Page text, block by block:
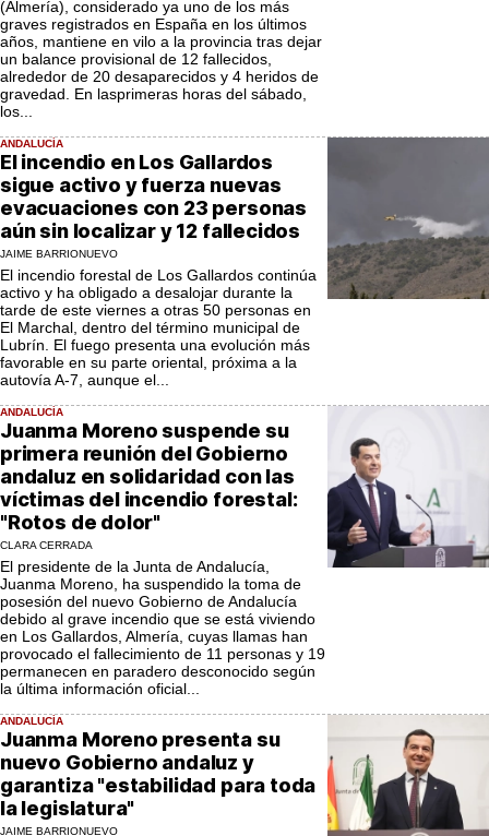
(Almería), considerado ya uno de los más
graves registrados en España en los últimos
años, mantiene en vilo a la provincia tras dejar
un balance provisional de 12 fallecidos,
alrededor de 20 desaparecidos y 4 heridos de
gravedad. En lasprimeras horas del sábado,
los...
ANDALUCÍA
El incendio en Los Gallardos
sigue activo y fuerza nuevas
evacuaciones con 23 personas
aún sin localizar y 12 fallecidos
JAIME BARRIONUEVO
El incendio forestal de Los Gallardos continúa
activo y ha obligado a desalojar durante la
tarde de este viernes a otras 50 personas en
El Marchal, dentro del término municipal de
Lubrín. El fuego presenta una evolución más
favorable en su parte oriental, próxima a la
autovía A-7, aunque el...
ANDALUCÍA
Juanma Moreno suspende su
primera reunión del Gobierno
andaluz en solidaridad con las
víctimas del incendio forestal:
"Rotos de dolor"
CLARA CERRADA
El presidente de la Junta de Andalucía,
Juanma Moreno, ha suspendido la toma de
posesión del nuevo Gobierno de Andalucía
debido al grave incendio que se está viviendo
en Los Gallardos, Almería, cuyas llamas han
provocado el fallecimiento de 11 personas y 19
permanecen en paradero desconocido según
la última información oficial...
ANDALUCÍA
Juanma Moreno presenta su
nuevo Gobierno andaluz y
garantiza "estabilidad para toda
la legislatura"
JAIME BARRIONUEVO